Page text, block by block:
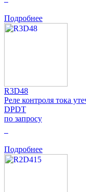
Подробнее
R3D48
Реле контроля тока
DPDT
по запросу
Подробнее